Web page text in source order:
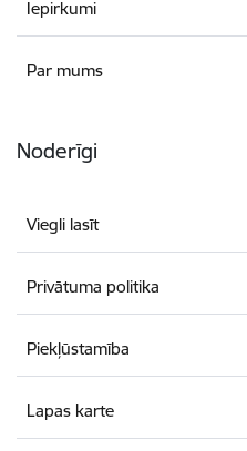
Iepirkumi
Par mums
Noderīgi
Viegli lasīt
Privātuma politika
Piekļūstamība
Lapas karte